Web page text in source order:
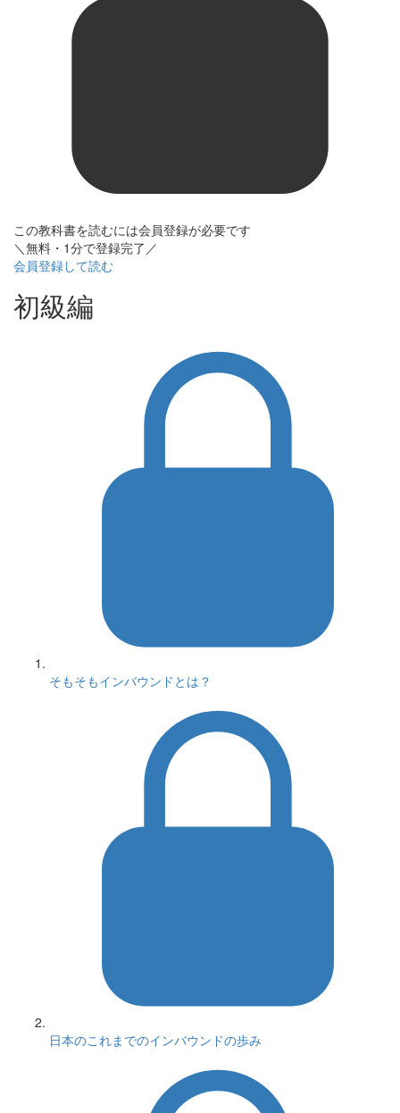
この教科書を読むには会員登録が必要です
＼無料・1分で登録完了／
会員登録して読む
初級編
そもそもインバウンドとは？
日本のこれまでのインバウンドの歩み